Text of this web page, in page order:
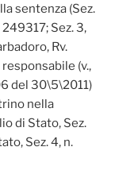
sentenza (Sez.
Sez. 3,
Rv.
(v.,
del 30\5\2011)
nella
di Stato, Sez.
Sez. 4, n.